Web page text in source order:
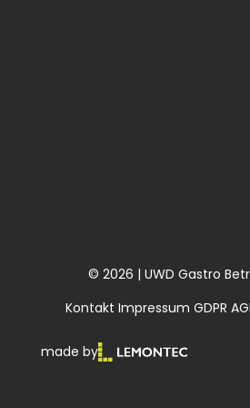
© 2026 | UWD Gastro
Kontakt Impressum GDPR
made by